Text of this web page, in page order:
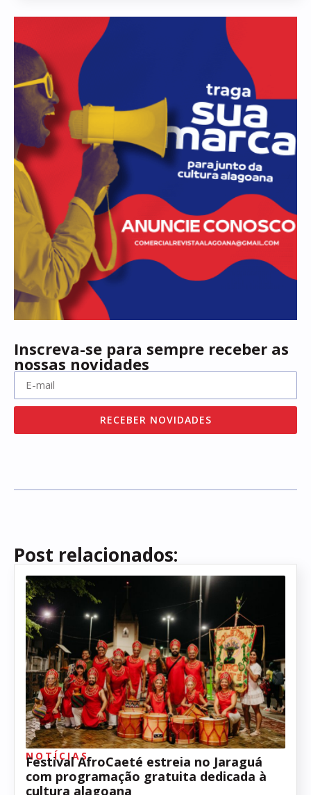
Inscreva-se para sempre receber as
nossas novidades
RECEBER NOVIDADES
Post relacionados:
NOTÍCIAS
Festival AfroCaeté estreia no Jaraguá
com programação gratuita dedicada à
cultura alagoana